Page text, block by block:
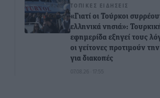
ΤΟΠΙΚΈΣ ΕΙΔΉΣΕΙΣ
«Γιατί οι Τούρκοι
ελληνικά νησιά»:
εφημερίδα εξηγεί τους
οι γείτονες προτιμούν
για διακοπές
07.08.26 · 17:55